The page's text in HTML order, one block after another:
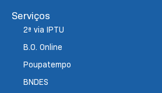
Serviços
2ª via IPTU
B.O. Online
Poupatempo
BNDES